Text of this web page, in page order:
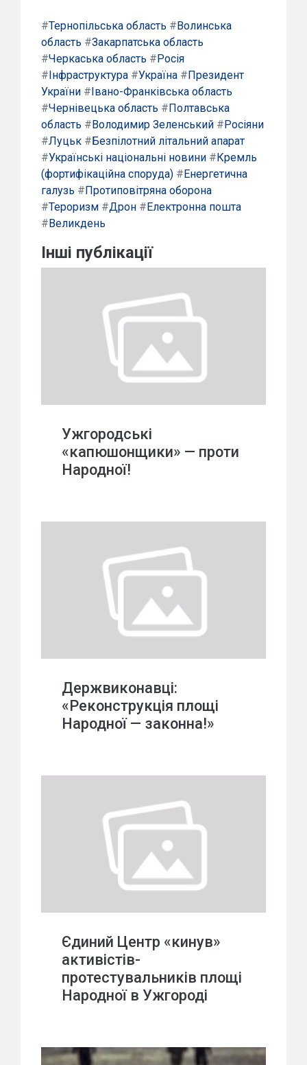
#Тернопільська область # Волинська
область #Закарпатська область
#Черкаська область # Росія
# Інфраструктура #Україна # Президент
України # Івано-Франківська область
#Чернівецька область # Полтавська
область # Володимир Зеленський # Росіяни
#Луцьк # Безпілотний літальний апарат
#Українські національні новини # Кремль
(фортифікаційна споруда) # Енергетична
галузь # Протиповітряна оборона
#Тероризм #Дрон # Електронна пошта
# Великдень
Інші публікації
Ужгородські
«капюшонщики» — проти
Народної!
Держвиконавці:
«Реконструкція площі
Народної — законна!»
Єдиний Центр «кинув»
активістів-
протестувальників площі
Народної в Ужгороді